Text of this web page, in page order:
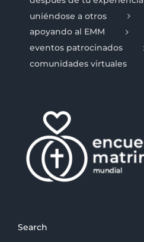
uniéndose a otros
apoyando al EMM
eventos patrocinados
comunidades virtuales
Search